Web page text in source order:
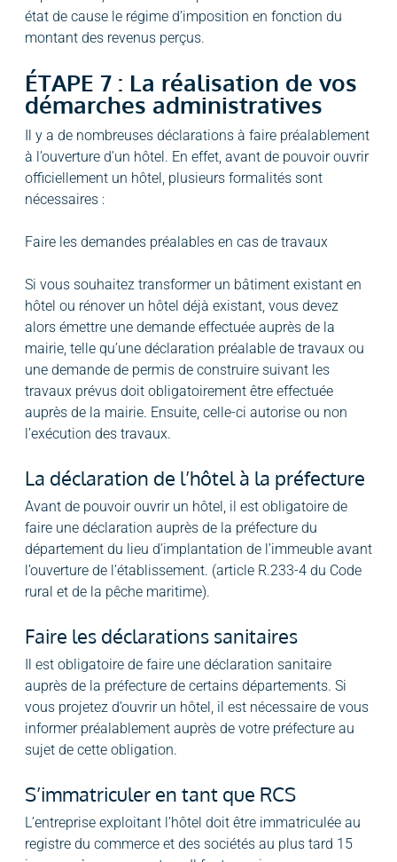
état de cause le régime d’imposition en fonction du
montant des revenus perçus.
ÉTAPE 7 : La réalisation de vos
démarches administratives
Il y a de nombreuses déclarations à faire préalablement
à l’ouverture d’un hôtel. En effet, avant de pouvoir ouvrir
officiellement un hôtel, plusieurs formalités sont
nécessaires :
Faire les demandes préalables en cas de travaux
Si vous souhaitez transformer un bâtiment existant en
hôtel ou rénover un hôtel déjà existant, vous devez
alors émettre une demande effectuée auprès de la
mairie, telle qu’une déclaration préalable de travaux ou
une demande de permis de construire suivant les
travaux prévus doit obligatoirement être effectuée
auprès de la mairie. Ensuite, celle-ci autorise ou non
l’exécution des travaux.
La déclaration de l’hôtel à la préfecture
Avant de pouvoir ouvrir un hôtel, il est obligatoire de
faire une déclaration auprès de la préfecture du
département du lieu d’implantation de l’immeuble avant
l’ouverture de l’établissement. (article R.233-4 du Code
rural et de la pêche maritime).
Faire les déclarations sanitaires
Il est obligatoire de faire une déclaration sanitaire
auprès de la préfecture de certains départements. Si
vous projetez d’ouvrir un hôtel, il est nécessaire de vous
informer préalablement auprès de votre préfecture au
sujet de cette obligation.
S’immatriculer en tant que RCS
L’entreprise exploitant l’hôtel doit être immatriculée au
registre du commerce et des sociétés au plus tard 15